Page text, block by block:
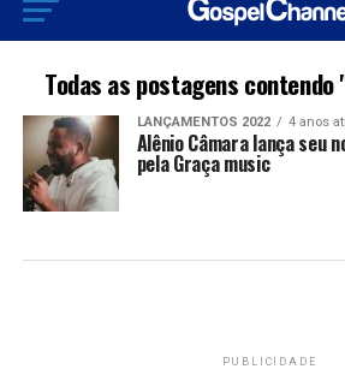
Todas as postagens contendo
LANÇAMENTOS 2022 4 anos
Alênio Câmara lança seu
pela Graça music
PUBLICIDADE